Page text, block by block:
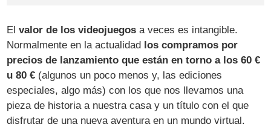
Elvalor de los videojuegos a veces es intangible.
Normalmente en la actualidad los compramos por
precios de lanzamiento que están en torno a los 60 €
u 80 € (algunos un poco menos y, las ediciones
especiales, algo más) con los que nos llevamos una
pieza de historia a nuestra casa y un título con el que
disfrutar de una nueva aventura en un mundo virtual.